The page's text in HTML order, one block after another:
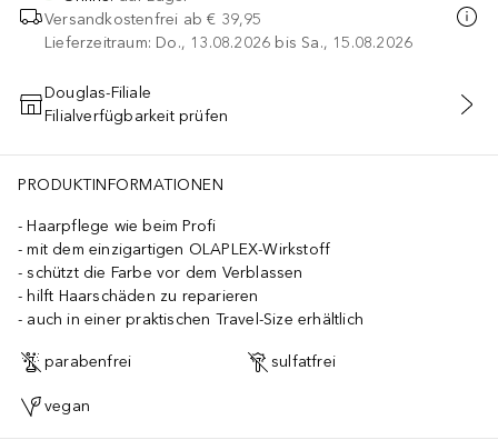
Versandkostenfrei ab € 39,95
Lieferzeitraum: Do., 13.08.2026 bis Sa., 15.08.2026
IN DEN WARENKORB
Douglas-Filiale
Filialverfügbarkeit prüfen
PRODUKTINFORMATIONEN
Haarpflege wie beim Profi
mit dem einzigartigen OLAPLEX-Wirkstoff
schützt die Farbe vor dem Verblassen
hilft Haarschäden zu reparieren
auch in einer praktischen Travel-Size erhältlich
parabenfrei sulfatfrei
vegan